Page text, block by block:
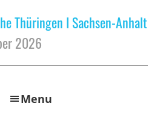
Thüringen I Sachsen-Anhalt
2026
Menu